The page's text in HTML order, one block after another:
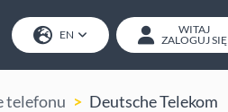
EN
WITAJ
ZALOGUJ SIĘ
telefonu Deutsche Telekom